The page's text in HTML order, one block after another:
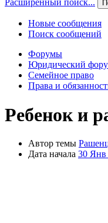
Расширенный поиск...
Новые сообщения
Поиск сообщений
Форумы
Юридический
Семейное право
Права и
Ребенок и
Автор темы
Дата начала 30 Янв